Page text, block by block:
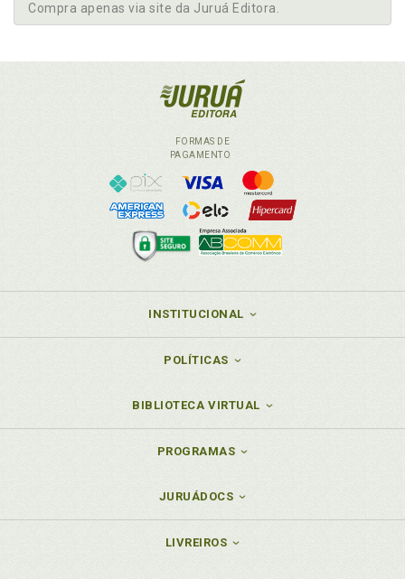
Compra apenas via site da Juruá Editora.
FORMAS DE
PAGAMENTO
INSTITUCIONAL
POLÍTICAS
BIBLIOTECA VIRTUAL
PROGRAMAS
JURUÁDOCS
LIVREIROS